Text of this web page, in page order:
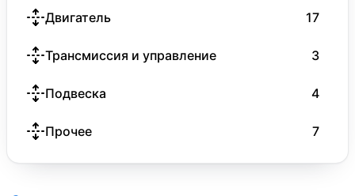
Двигатель 17
Трансмиссия и управление 3
Подвеска 4
Прочее 7